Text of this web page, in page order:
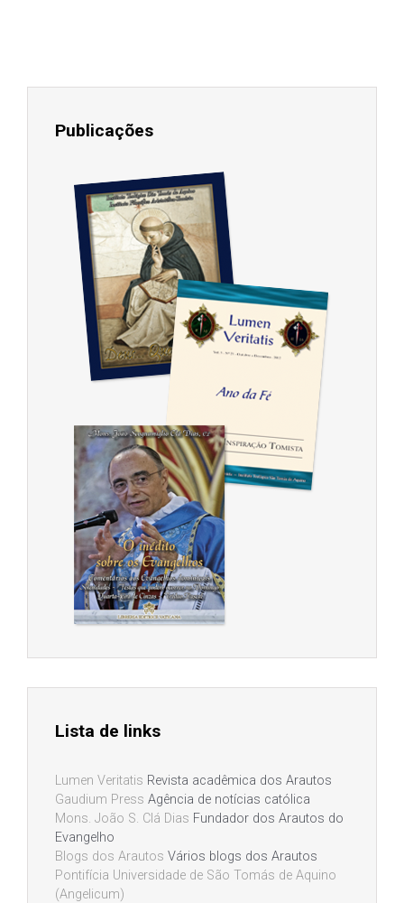
Publicações
Lista de links
Lumen Veritatis Revista acadêmica dos Arautos
Gaudium Press Agência de notícias católica
Mons. João S. Clá Dias Fundador dos Arautos do
Evangelho
Blogs dos Arautos Vários blogs dos Arautos
Pontifícia Universidade de São Tomás de Aquino
(Angelicum)